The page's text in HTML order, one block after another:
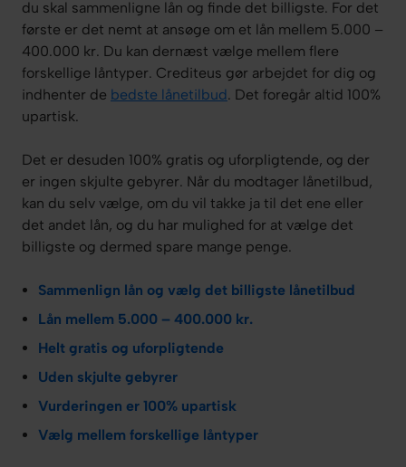
du skal sammenligne lån og finde det billigste. For det
første er det nemt at ansøge om et lån mellem 5.000 –
400.000 kr. Du kan dernæst vælge mellem flere
forskellige låntyper. Crediteus gør arbejdet for dig og
indhenter de bedste lånetilbud. Det foregår altid 100%
upartisk.
Det er desuden 100% gratis og uforpligtende, og der
er ingen skjulte gebyrer. Når du modtager lånetilbud,
kan du selv vælge, om du vil takke ja til det ene eller
det andet lån, og du har mulighed for at vælge det
billigste og dermed spare mange penge.
Sammenlign lån og vælg det billigste lånetilbud
Lån mellem 5.000 – 400.000 kr.
Helt gratis og uforpligtende
Uden skjulte gebyrer
Vurderingen er 100% upartisk
Vælg mellem forskellige låntyper